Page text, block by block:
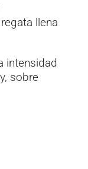
llena
intensidad
sobre